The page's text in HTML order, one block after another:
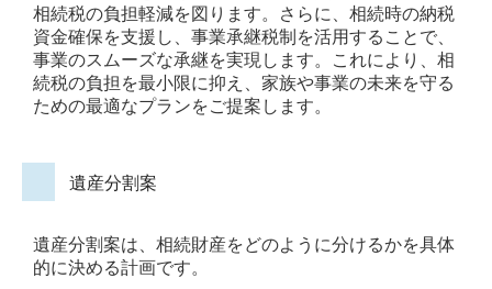
相続税の負担軽減を図ります。さらに、相続時の納税
資金確保を支援し、事業承継税制を活用することで、
事業のスムーズな承継を実現します。これにより、相
続税の負担を最小限に抑え、家族や事業の未来を守る
ための最適なプランをご提案します。
遺産分割案
遺産分割案は、相続財産をどのように分けるかを具体
的に決める計画です。